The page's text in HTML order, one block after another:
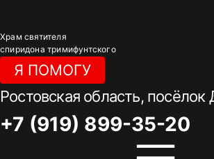
содержимому
Храм святителя
спиридона тримифунтского
Я ПОМОГУ
Ростовская область,
+7 (919) 899-35-20